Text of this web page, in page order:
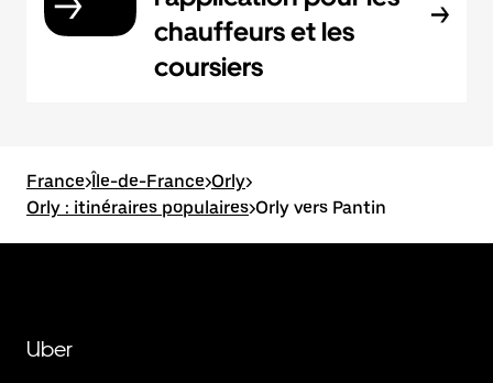
chauffeurs et les
coursiers
France>Île-de-France>Orly>
Orly : itinéraires populaires>Orly vers Pantin
Uber